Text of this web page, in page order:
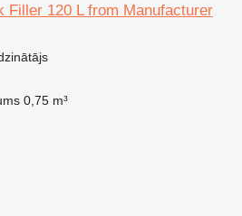
Filler 120 L from Manufacturer
0,75 m³